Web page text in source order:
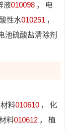
液010098 ，
电
性水010251 ，
池硫酸盐清除剂
料010610 ，
化
料010612 ，
植